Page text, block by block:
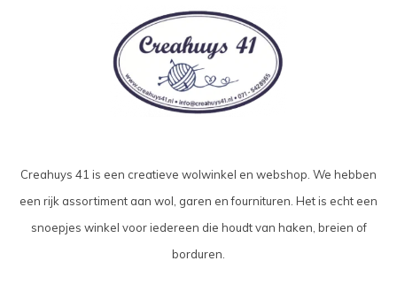
Creahuys 41 is een creatieve wolwinkel en webshop. We hebben
een rijk assortiment aan wol, garen en fournituren. Het is echt een
snoepjes winkel voor iedereen die houdt van haken, breien of
borduren.